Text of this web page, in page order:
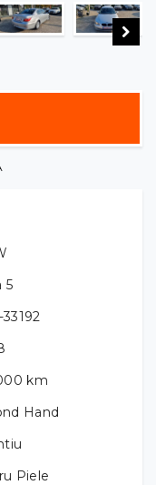
5
33192
km
Hand
Piele